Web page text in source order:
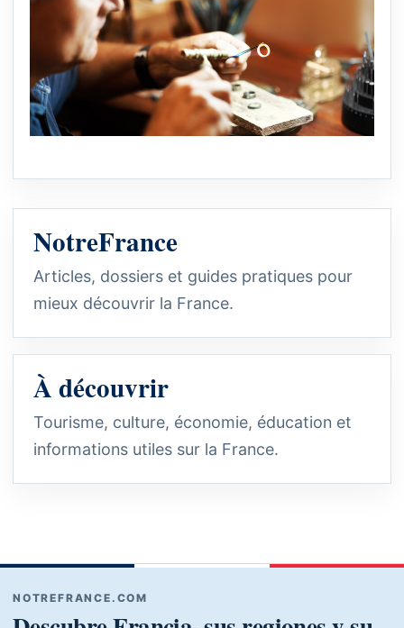
NotreFrance
Articles, dossiers et guides pratiques pour
mieux découvrir la France.
À découvrir
Tourisme, culture, économie, éducation et
informations utiles sur la France.
NOTREFRANCE.COM